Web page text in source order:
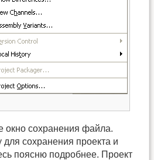
окно сохранения файла.
сохранения проекта и
поясню подробнее. Проект